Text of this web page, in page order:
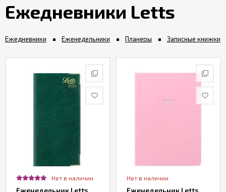
Обзоры
Ежедневники Letts
Ежедневники Еженедельники Планеры Записные книжки
Нет в наличии
Еженедельник Letts
Нет в наличии
Еженедельник Letts